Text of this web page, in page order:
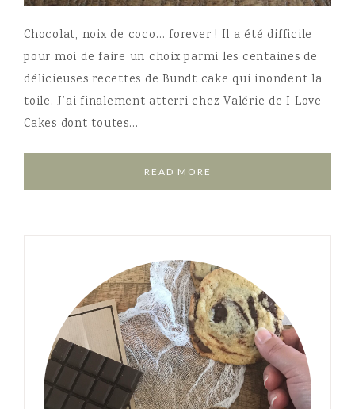
Chocolat, noix de coco… forever ! Il a été difficile
pour moi de faire un choix parmi les centaines de
délicieuses recettes de Bundt cake qui inondent la
toile. J’ai finalement atterri chez Valérie de I Love
Cakes dont toutes…
READ MORE